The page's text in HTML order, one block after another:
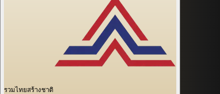
รวมไทยสร้างชาติ